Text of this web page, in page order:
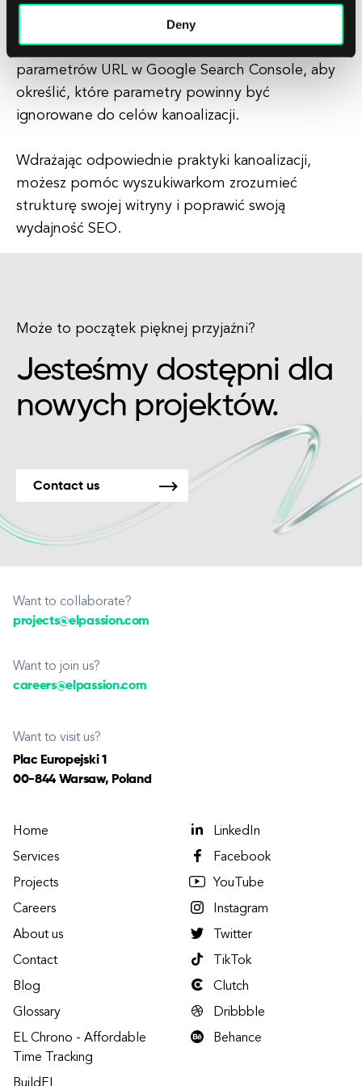
Deny
Google Search Console.
3. Obsługuj URL-e z parametrami: Użyj
parametrów URL w Google Search Console, aby
określić, które parametry powinny być
ignorowane do celów kanoalizacji.
Wdrażając odpowiednie praktyki kanoalizacji,
możesz pomóc wyszukiwarkom zrozumieć
strukturę swojej witryny i poprawić swoją
wydajność SEO.
Może to początek pięknej przyjaźni?
Jesteśmy dostępni dla
nowych projektów.
Contact us
Want to collaborate?
projects@elpassion.com
Want to join us?
careers@elpassion.com
Want to visit us?
Plac Europejski 1
00-844 Warsaw, Poland
Home
Services
Projects
Careers
About us
Contact
Blog
Glossary
EL Chrono - Affordable
Time Tracking
LinkedIn
Facebook
YouTube
Instagram
Twitter
TikTok
Clutch
Dribbble
Behance